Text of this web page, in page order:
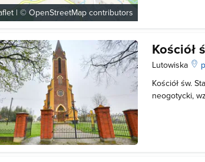
| ©OpenStreetMap contributors
Kościół
Lutowiska
Kościół św.
neogotycki,